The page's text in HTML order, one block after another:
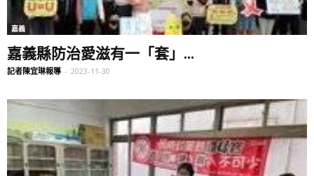
嘉義
嘉義縣防治愛滋有一「套」...
記者陳宜琳報導 - 2023-11-30